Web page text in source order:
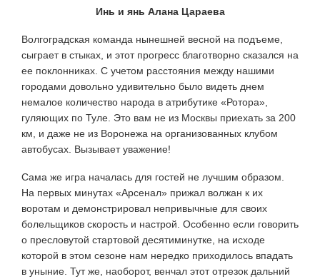
Инь и янь Алана Цараева
Волгоградская команда нынешней весной на подъеме,
сыграет в стыках, и этот прогресс благотворно сказался на
ее поклонниках. С учетом расстояния между нашими
городами довольно удивительно было видеть днем
немалое количество народа в атрибутике «Ротора»,
гуляющих по Туле. Это вам не из Москвы приехать за 200
км, и даже не из Воронежа на организованных клубом
автобусах. Вызывает уважение!
Сама же игра началась для гостей не лучшим образом.
На первых минутах «Арсенал» прижал волжан к их
воротам и демонстрировал непривычные для своих
болельщиков скорость и настрой. Особенно если говорить
о пресловутой стартовой десятиминутке, на исходе
которой в этом сезоне нам нередко приходилось впадать
в уныние. Тут же, наоборот, венчал этот отрезок дальний